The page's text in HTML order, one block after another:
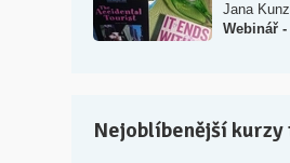
Jana
Webinář
Nejoblíbenější